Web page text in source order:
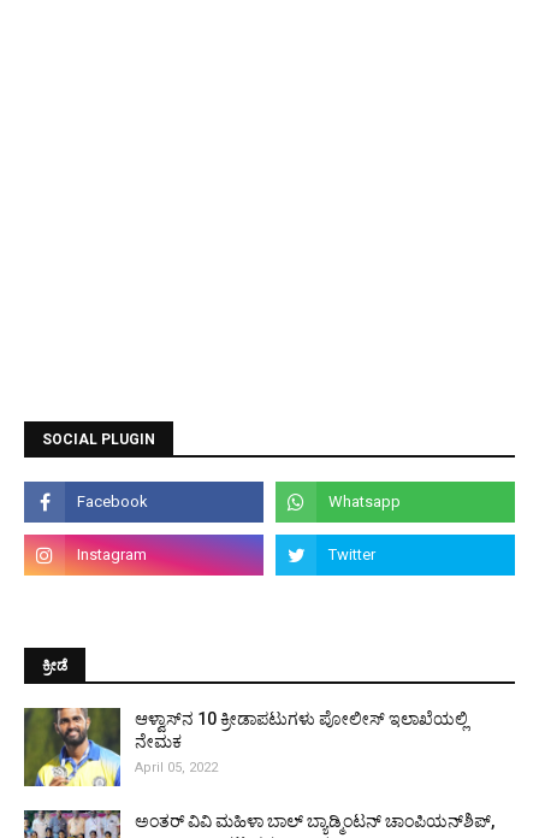
SOCIAL PLUGIN
ಕ್ರೀಡೆ
ಆಳ್ವಾಸ್‌ನ 10 ಕ್ರೀಡಾಪಟುಗಳು ಪೋಲೀಸ್ ಇಲಾಖೆಯಲ್ಲಿ
ನೇಮಕ
April 05, 2022
ಅಂತರ್ ವಿವಿ ಮಹಿಳಾ ಬಾಲ್ ಬ್ಯಾಡ್ಮಿಂಟನ್ ಚಾಂಪಿಯನ್‌ಶಿಪ್,